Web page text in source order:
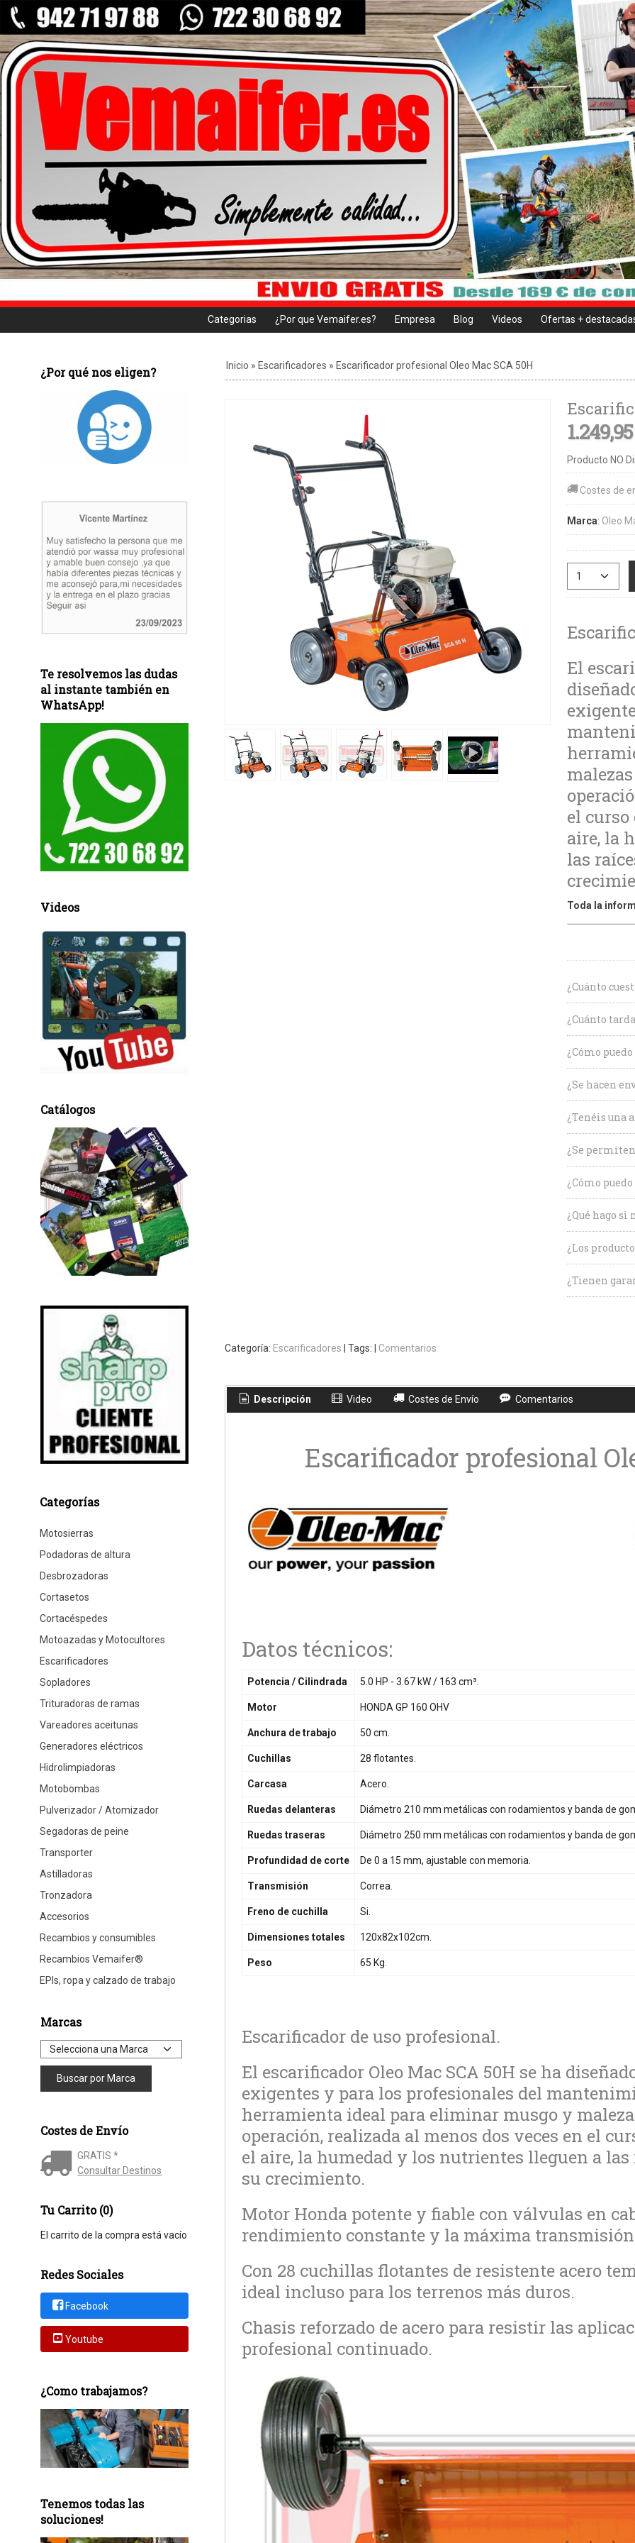
Categorias ¿Por que Vemaifer.es? Empresa Blog Videos Ofertas +
¿Por qué nos eligen?
Te resolvemos las dudas
al instante también en
WhatsApp!
Videos
Catálogos
Categorías
Motosierras
Podadoras de altura
Desbrozadoras
Cortasetos
Cortacéspedes
Motoazadas y Motocultores
Escarificadores
Sopladores
Trituradoras de ramas
Vareadores aceitunas
Generadores eléctricos
Hidrolimpiadoras
Motobombas
Pulverizador / Atomizador
Segadoras de peine
Transporter
Astilladoras
Tronzadora
Accesorios
Recambios y consumibles
Recambios Vemaifer®
EPIs, ropa y calzado de trabajo
Marcas
Costes de Envío
GRATIS *
Consultar Destinos
Tu Carrito (0)
El carrito de la compra está vacío
Redes Sociales
Facebook
Youtube
¿Como trabajamos?
Tenemos todas las
soluciones!
Inicio » Escarificadores » Escarificador profesional Oleo Mac SCA 50H
Producto NO
Costes de
Marca: Oleo
El
el curso
aire, la
las
Toda la
¿Cuánto
¿Cuánto
¿Cómo
¿Se hacen
¿Tenéis una
¿Se
¿Cómo
¿Qué hago
¿Los
¿Tienen
Categoría: Escarificadores | Tags: | Comentarios
Descripción Video Costes de Envío Comentarios
Escarificador profesional
Datos técnicos:
Potencia / Cilindrada 5.0 HP - 3.67 kW / 163 cm³.
Motor HONDA GP 160 OHV
Anchura de trabajo 50 cm.
Cuchillas 28 flotantes.
Carcasa Acero.
Ruedas delanteras Diámetro 210 mm metálicas con rodamientos y banda de
Ruedas traseras Diámetro 250 mm metálicas con rodamientos y banda de
Profundidad de corte De 0 a 15 mm, ajustable con memoria.
Transmisión Correa.
Freno de cuchilla Si.
Dimensiones totales 120x82x102cm.
Peso 65 Kg.
Escarificador de uso profesional.
El escarificador Oleo Mac SCA 50H se ha
exigentes y para los profesionales del
herramienta ideal para eliminar musgo y
operación, realizada al menos dos veces en el
el aire, la humedad y los nutrientes lleguen a
su crecimiento.
Motor Honda potente y fiable con válvulas en
rendimiento constante y la máxima transmisión
Con 28 cuchillas flotantes de resistente acero
ideal incluso para los terrenos más duros.
Chasis reforzado de acero para resistir las
profesional continuado.